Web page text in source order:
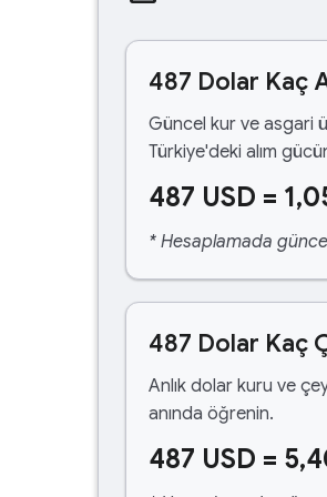
487 Dolar Kaç
Güncel kur ve asgari
Türkiye'deki alım
487 USD =
* Hesaplamada
487 Dolar Kaç
Anlık dolar kuru ve
anında öğrenin.
487 USD =